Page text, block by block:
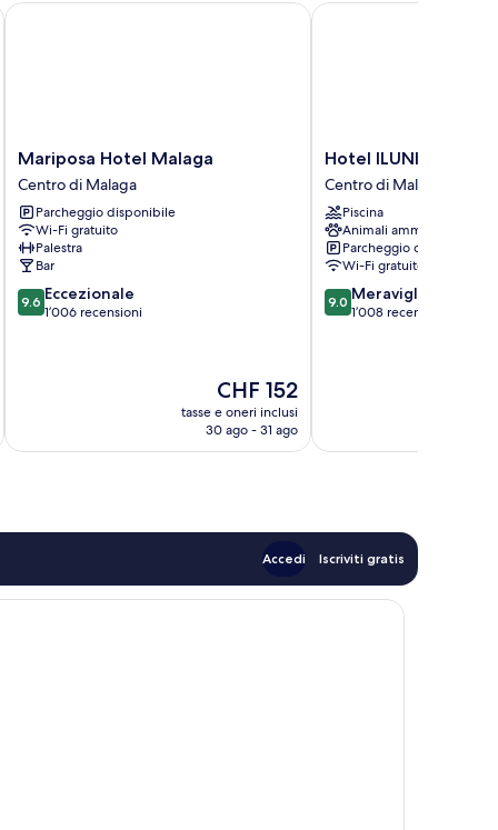
Mariposa
Hotel
Malaga
Centro
di
Malaga
Mariposa Hotel Malaga
Centro di Malaga
Parcheggio disponibile
Wi-Fi gratuito
Palestra
Bar
9.6
su
9.6 Eccezionale
1’006 recensioni
Il
prezzo
attuale
CHF 152
tasse e oneri inclusi
30 ago - 31 ago
Mariposa Hotel Malaga
Hotel
ILUNION
Malaga
Centro
di
Malaga
Hotel ILUNION
Centro di Malaga
Piscina
Animali ammessi
Parcheggio disponibile
Wi-Fi gratuito
9.0
su
9.0 Meraviglioso
1’008 recensioni
Hotel ILUNION Malaga
Accedi Iscriviti gratis